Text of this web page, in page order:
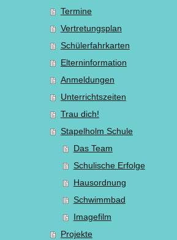
Termine
Vertretungsplan
Schülerfahrkarten
Elterninformation
Anmeldungen
Unterrichtszeiten
Trau dich!
Stapelholm Schule
Das Team
Schulische Erfolge
Hausordnung
Schwimmbad
Imagefilm
Projekte